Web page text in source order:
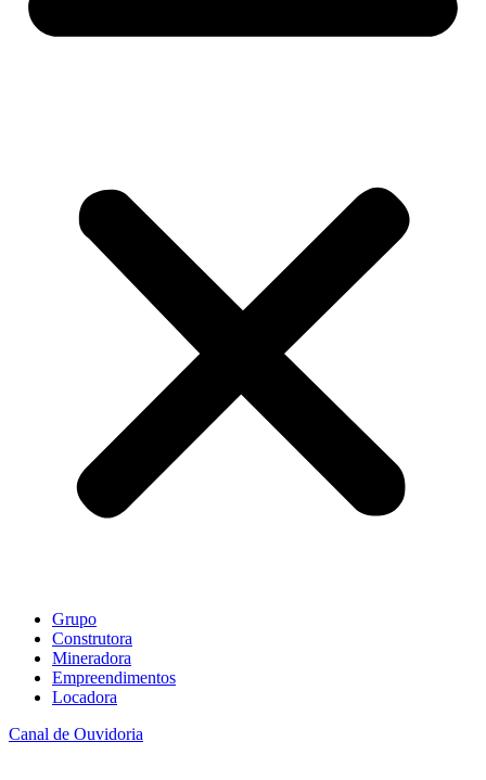
Grupo
Construtora
Mineradora
Empreendimentos
Locadora
Canal de Ouvidoria